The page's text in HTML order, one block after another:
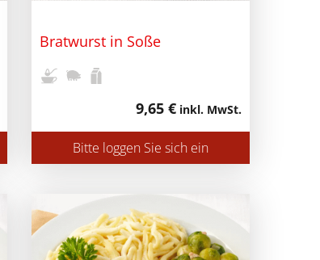
Bratwurst in Soße
9,65 € inkl. MwSt.
Bitte loggen Sie sich ein